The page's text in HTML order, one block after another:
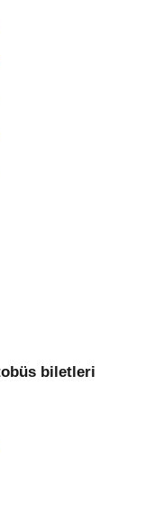
biletleri